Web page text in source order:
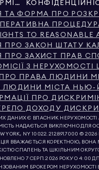
ТЕРМІНИ
ТА ФОРМА ПРО
TO
ПРО ЗАКОН ШТАТУ
ПРО ЗАХИСТ ПРАВ
З
ПРО ПРАВА ЛЮДИНИ
ЛЮДИНИ МІСТА НЬЮ-
ПРО
ДОХОДУ
ДАНИХ Є ВЛАСНИК НЕРУХОМОСТІ
НАДАЄТЬСЯ ВИКЛЮЧНО ДЛЯ
YORK, NY 10022.212.891.7000 © 2026
ВВАЖАЄТЬСЯ КОРЕКТНОЮ,
СПАЛЕНЬ ТА ШКІЛЬНИМ
7 СЕРП. 2026 РОКУ О 4:00 ДП.
БРОКЕРОМ НЕРУХОМОСТІ В